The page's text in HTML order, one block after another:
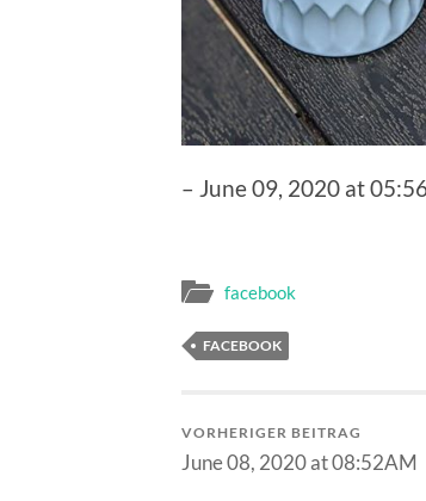
– June 09, 2020 at
facebook
FACEBOOK
VORHERIGER BEITRAG
June 08, 2020 at 08:52AM